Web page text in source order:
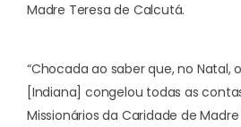
Madre Teresa de Calcutá.
“Chocada ao saber que, no Natal,
[Indiana] congelou todas as
Missionários da Caridade de